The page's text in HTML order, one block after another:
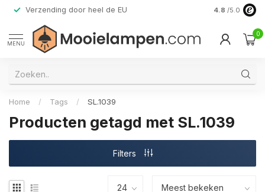
Verzending door heel de EU Alleen
4.8 /5.0
MENU
0
Home / Tags / SL.1039
Producten getagd met SL.1039
Filters